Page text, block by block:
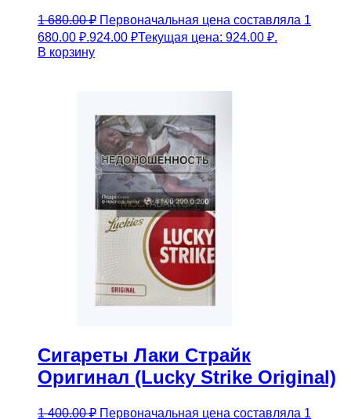
1 680.00₽ Первоначальная цена составляла 1
680.00 ₽.924.00 ₽Текущая цена: 924.00 ₽.
В корзину
Сигареты Лаки Страйк
Оригинал (Lucky Strike Original)
1 400.00₽ Первоначальная цена составляла 1